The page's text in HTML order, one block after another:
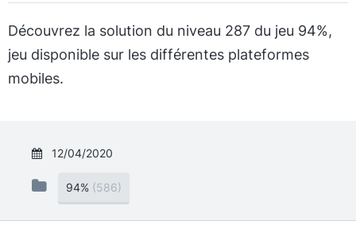
Découvrez la solution du niveau 287 du jeu 94%,
jeu disponible sur les différentes plateformes
mobiles.
12/04/2020
94% (586)